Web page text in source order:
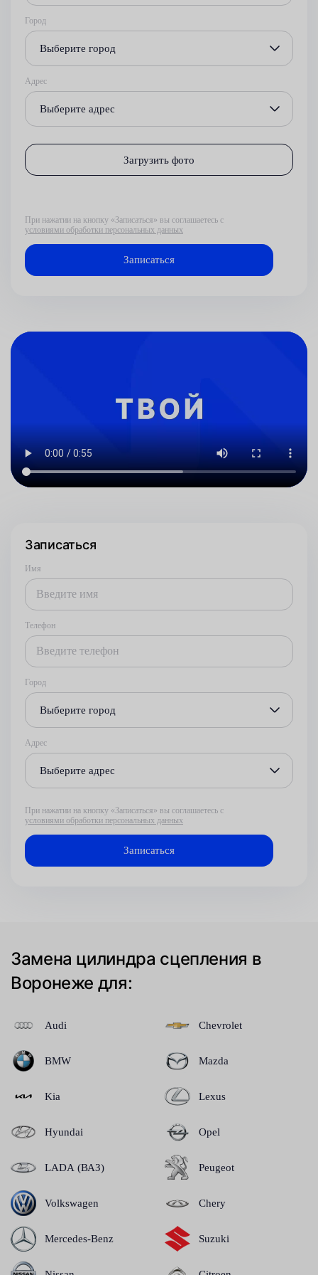
Город
Выберите город
Адрес
Выберите адрес
Загрузить фото
При нажатии на кнопку «Записаться» вы соглашаетесь с
условиями обработки персональных данных
Записаться
Имя
Телефон
Город
Выберите город
Адрес
Выберите адрес
При нажатии на кнопку «Записаться» вы соглашаетесь с
условиями обработки персональных данных
Замена цилиндра сцепления в
Воронеже для:
Audi
BMW
Kia
Hyundai
LADA (ВАЗ)
Volkswagen
Mercedes-Benz
Chevrolet
Mazda
Lexus
Opel
Peugeot
Chery
Suzuki